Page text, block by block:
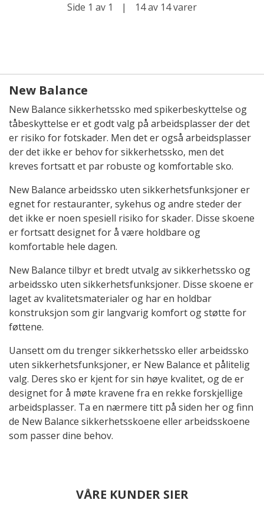
Side 1 av 1 | 14 av 14 varer
New Balance
New Balance sikkerhetssko med spikerbeskyttelse og
tåbeskyttelse er et godt valg på arbeidsplasser der det
er risiko for fotskader. Men det er også arbeidsplasser
der det ikke er behov for sikkerhetssko, men det
kreves fortsatt et par robuste og komfortable sko.
New Balance arbeidssko uten sikkerhetsfunksjoner er
egnet for restauranter, sykehus og andre steder der
det ikke er noen spesiell risiko for skader. Disse skoene
er fortsatt designet for å være holdbare og
komfortable hele dagen.
New Balance tilbyr et bredt utvalg av sikkerhetssko og
arbeidssko uten sikkerhetsfunksjoner. Disse skoene er
laget av kvalitetsmaterialer og har en holdbar
konstruksjon som gir langvarig komfort og støtte for
føttene.
Uansett om du trenger sikkerhetssko eller arbeidssko
uten sikkerhetsfunksjoner, er New Balance et pålitelig
valg. Deres sko er kjent for sin høye kvalitet, og de er
designet for å møte kravene fra en rekke forskjellige
arbeidsplasser. Ta en nærmere titt på siden her og finn
de New Balance sikkerhetsskoene eller arbeidsskoene
som passer dine behov.
VÅRE KUNDER SIER